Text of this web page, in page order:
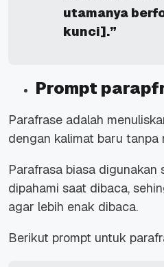
utamanya
kunci].”
Prompt
Parafrase adalah
dengan kalimat baru tanpa
Parafrasa biasa digunakan
dipahami saat dibaca,
agar lebih enak dibaca.
Berikut prompt untuk